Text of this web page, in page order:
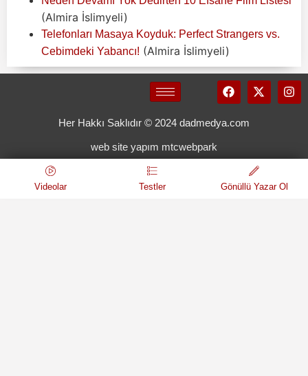
(Almira İslimyeli)
Telefonları Masaya Koyduk: Perfect Strangers vs.
Cebimdeki Yabancı! (Almira İslimyeli)
Her Hakkı Saklıdır © 2024 dadmedya.com
web site yapım mtcwebpark
Videolar Testler Gönüllü Yazar Ol